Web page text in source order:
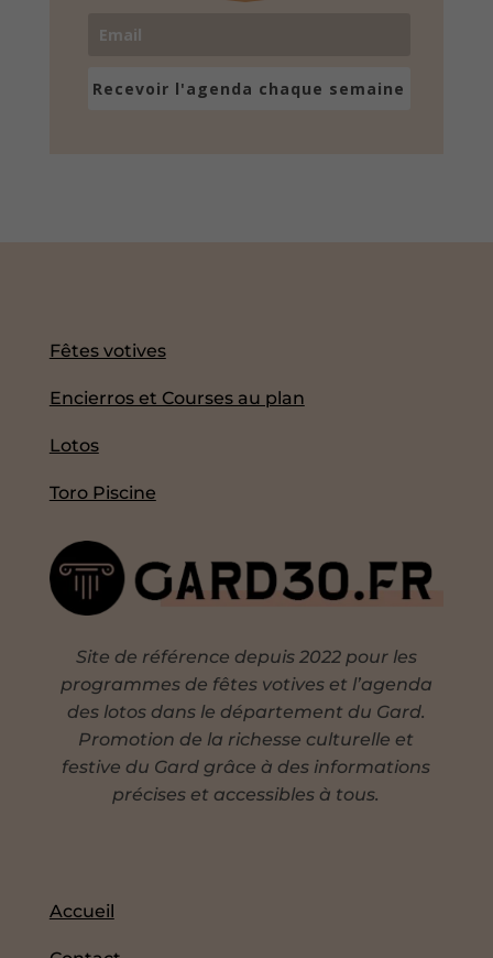
Recevoir l'agenda chaque semaine
Fêtes votives
Encierros et Courses au plan
Lotos
Toro Piscine
Site de référence depuis 2022 pour les
programmes de fêtes votives et l’agenda
des lotos dans le département du Gard.
Promotion de la richesse culturelle et
festive du Gard grâce à des informations
précises et accessibles à tous.
Accueil